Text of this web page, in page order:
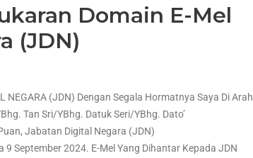
Domain E-Mel
(JDN)
NEGARA (JDN) Dengan Segala Hormatnya Saya Di Arah
Tan Sri/YBhg. Datuk Seri/YBhg. Dato’
Jabatan Digital Negara (JDN)
September 2024. E-Mel Yang Dihantar Kepada JDN